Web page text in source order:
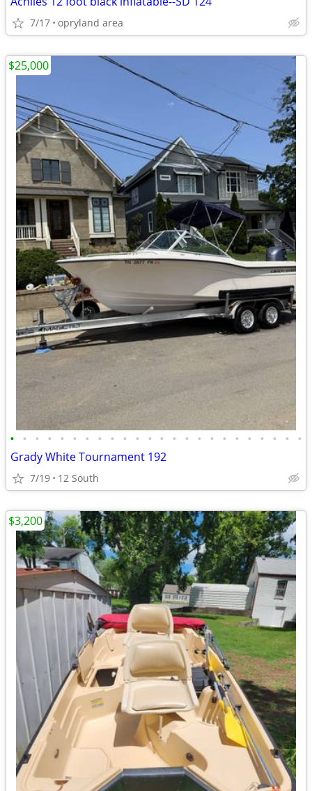
7/17 opryland area
• • • • • • • • • • • • • • • • • • • • • • • •
Grady White Tournament 192
7/19 12 South
$25,000
$3,200